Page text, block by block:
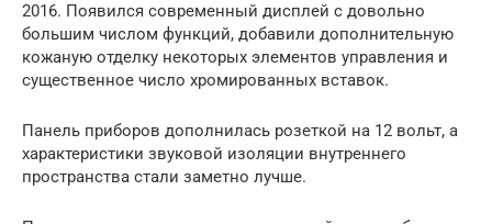
2016. Появился современный дисплей с довольно
большим числом функций, добавили дополнительную
кожаную отделку некоторых элементов управления и
существенное число хромированных вставок.
Панель приборов дополнилась розеткой на 12 вольт, а
характеристики звуковой изоляции внутреннего
пространства стали заметно лучше.